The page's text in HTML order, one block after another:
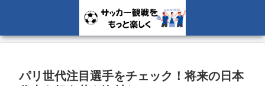
パリ世代注目選手をチェック！将来の日本